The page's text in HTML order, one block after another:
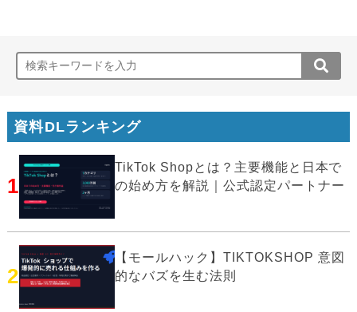
資料DLランキング
1
TikTok Shopとは？主要機能と日本で
の始め方を解説｜公式認定パートナー
2
【モールハック】TIKTOKSHOP 意図
的なバズを生む法則